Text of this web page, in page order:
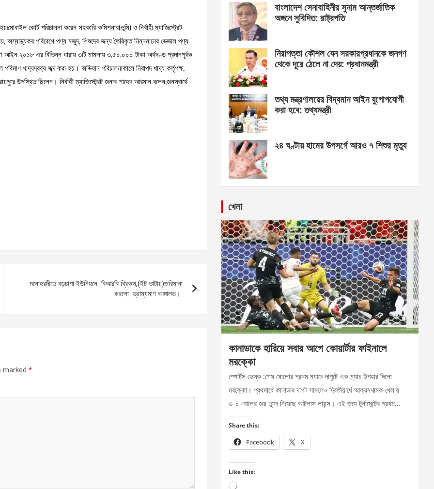
কোর্ট পরিচালনা করেন সহকারি কমিশনার(ভূমি) ও নির্বাহী ম্যাজিস্ট্রেট
অস্বাস্থ্যকর পরিবেশে পণ্য মজুদ, শিশুদের জন্য তৈরিকৃত নিম্নমানের ভেজাল পণ্য
২০১৮ এর বিভিন্ন ধারায় ৩টি মামলায় ৩,৫০,০০০ টাকা অর্থদণ্ড প্রদানপূর্বক
খাদ্যদ্রব্য জব্দ করা হয়। অভিযান পরিচালনাকালে নিরাপদ খাদ্য কর্তৃপক্ষ,
উপস্থিত ছিলেন। নির্বাহী ম্যাজিস্ট্রেট জনাব শাহেদ আরমান বলেন,জনস্বার্থে
মনোহরদীতে বড়চাপা ইউনিয়নে বিআরবি ব্রিকস,(ইট ভাটায়)জরিমানা
করলো ভ্রাম্যমাণ আদালত।
marked *
বাংলাদেশ সেনাবাহিনীর সুনাম আন্তর্জাতিক
অঙ্গনে সুবিদিত: রাষ্ট্রপতি
নিরাপত্তা কৌশল যেন সরকারপ্রধানকে জনগণ
থেকে দূরে ঠেলে না দেয়: প্রধানমন্ত্রী
তথ্য মন্ত্রণালয়ের বিদ্যমান আইন যুগোপযোগী
করা হবে: তথ্যমন্ত্রী
২৪ ঘণ্টায় হামের উপসর্গে আরও ৭ শিশুর মৃত্যু
খেলা
কানাডাকে হারিয়ে সবার আগে কোয়ার্টার ফাইনালে
মরক্কো
স্পোর্টস ডেস্ক :শেষ ষোলোর প্রথম ম্যাচে দাপুটে এক ম্যাচ উপহার দিলো
মরক্কো। প্রথমার্ধে কানাডার দাপট সামলেও দ্বিতীয়ার্ধে আক্রমণাত্মক খেলায়
৩-০ গোলের জয় তুলে নিয়েছে আটলাস লায়ন্স। এই জয়ে টুর্নামেন্টের প্রথম…
Share this:
Facebook X
Like this:
Loading…